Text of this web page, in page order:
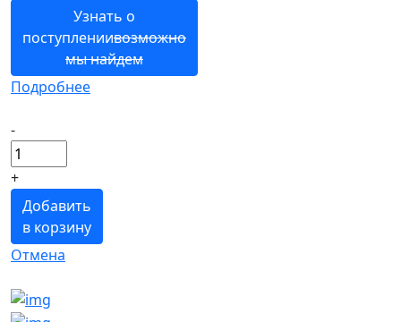
Узнать о
поступлениивозможно
мы найдем
Подробнее
-
+
Добавить
в корзину
Отмена